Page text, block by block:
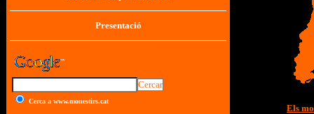
Presentació
Cerca a www.monestirs.cat
Els